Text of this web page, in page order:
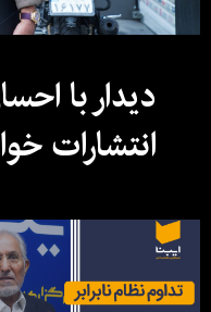
دیدار با
انتشارات